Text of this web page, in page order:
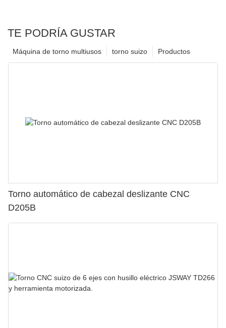
TE PODRÍA GUSTAR
Productos
torno suizo
Máquina de torno multiusos
Torno automático de cabezal deslizante CNC
D205B